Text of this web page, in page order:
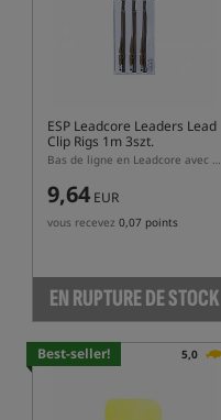
ESP Leadcore Leaders Lead
Clip Rigs 1m 3szt.
Bas de ligne en Leadcore avec clip
9,64 EUR
vous recevez 0,07 points
EN RUPTURE DE STOCK
Best-seller! 5,0